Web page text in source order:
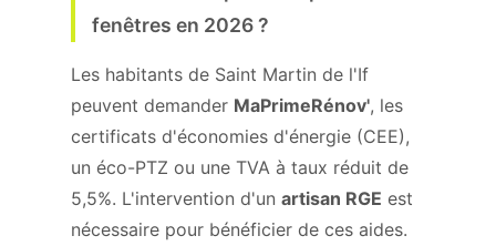
fenêtres en 2026 ?
Les habitants de Saint Martin de l'If
peuvent demander MaPrimeRénov', les
certificats d'économies d'énergie (CEE),
un éco-PTZ ou une TVA à taux réduit de
5,5%. L'intervention d'un artisan RGE est
nécessaire pour bénéficier de ces aides.